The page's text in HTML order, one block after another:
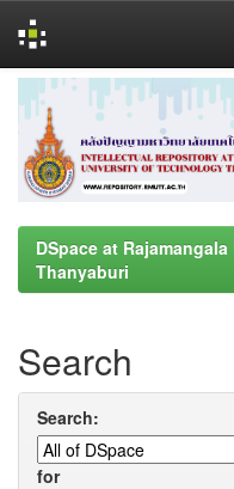
navigation
DSpace at
Thanyaburi
Search
Search:
for